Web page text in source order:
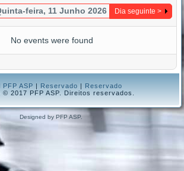
feira, 11 Junho 2026 Dia seguinte >
No events were found
PFP ASP Reservado
Reservado
© 2017 PFP ASP. Direitos reservados.
Designed by PFP ASP.